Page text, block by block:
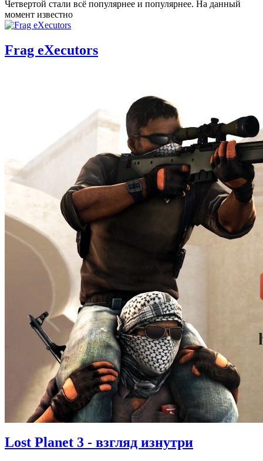
Четвертой стали всё популярнее и популярнее. На данный
момент известно
Frag eXecutors
Lost Planet 3 - взгляд изнутри